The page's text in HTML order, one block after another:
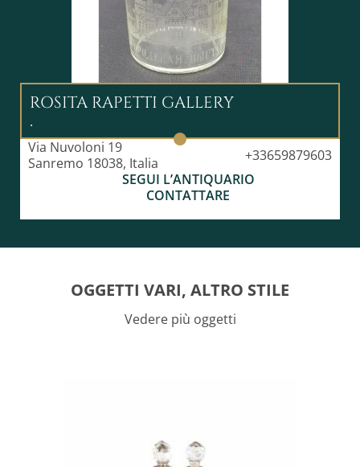
ROSITA RAPETTI GALLERY
.
Via Nuvoloni 19
Sanremo 18038, Italia
+33659879603
SEGUI L’ANTIQUARIO
CONTATTARE
OGGETTI VARI, ALTRO STILE
Vedere più oggetti